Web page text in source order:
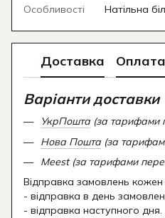
Особливості
Натільна
Доставка Оплата
Варіанти доставки
УкрПошта (за тарифами
Нова Пошта (за
Meest (за тарифами
Відправка замовлень
- відправка в день
- відправка наступного дня.